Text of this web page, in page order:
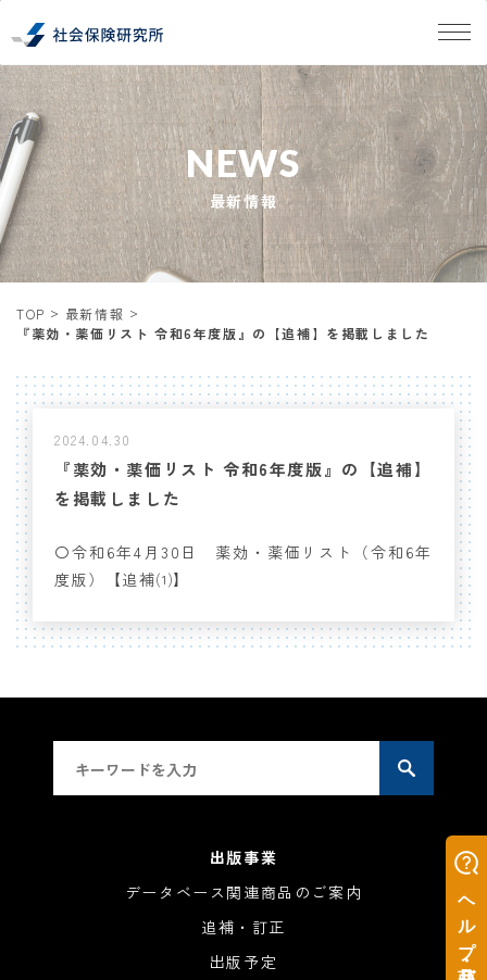
NEWS
最新情報
TOP
最新情報
『薬効・薬価リスト 令和6年度版』の【追補】を掲載しました
2024.04.30
『薬効・薬価リスト 令和6年度版』の【追補】
を掲載しました
〇令和6年4月30日 薬効・薬価リスト（令和6年
度版）【追補⑴】
出版事業
データベース関連商品のご案内
追補・訂正
出版予定